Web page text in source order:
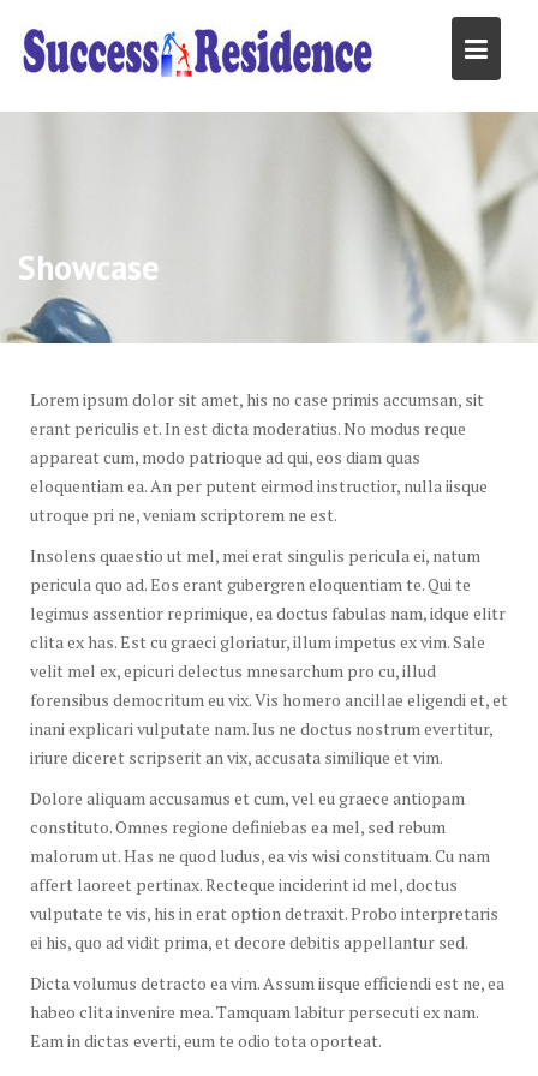
content
Showcase
Lorem ipsum dolor sit amet, his no case primis accumsan, sit
erant periculis et. In est dicta moderatius. No modus reque
appareat cum, modo patrioque ad qui, eos diam quas
eloquentiam ea. An per putent eirmod instructior, nulla iisque
utroque pri ne, veniam scriptorem ne est.
Insolens quaestio ut mel, mei erat singulis pericula ei, natum
pericula quo ad. Eos erant gubergren eloquentiam te. Qui te
legimus assentior reprimique, ea doctus fabulas nam, idque elitr
clita ex has. Est cu graeci gloriatur, illum impetus ex vim. Sale
velit mel ex, epicuri delectus mnesarchum pro cu, illud
forensibus democritum eu vix. Vis homero ancillae eligendi et, et
inani explicari vulputate nam. Ius ne doctus nostrum evertitur,
iriure diceret scripserit an vix, accusata similique et vim.
Dolore aliquam accusamus et cum, vel eu graece antiopam
constituto. Omnes regione definiebas ea mel, sed rebum
malorum ut. Has ne quod ludus, ea vis wisi constituam. Cu nam
affert laoreet pertinax. Recteque inciderint id mel, doctus
vulputate te vis, his in erat option detraxit. Probo interpretaris
ei his, quo ad vidit prima, et decore debitis appellantur sed.
Dicta volumus detracto ea vim. Assum iisque efficiendi est ne, ea
habeo clita invenire mea. Tamquam labitur persecuti ex nam.
Eam in dictas everti, eum te odio tota oporteat.